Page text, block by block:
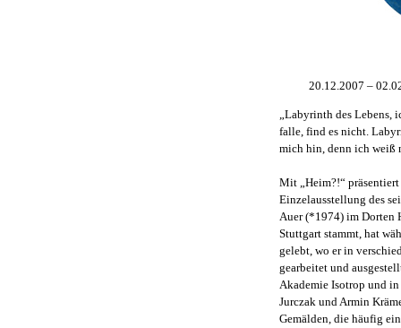
20.12.2007 –
„Labyrinth des Lebens,
falle, find es nicht.
mich hin, denn ich weiß
Mit „Heim?!“ präsentiert
Einzelausstellung des
Auer (*1974) im Dorten
Stuttgart stammt, hat
gelebt, wo er in
gearbeitet und
Akademie Isotrop und
Jurczak und Armin
Gemälden, die häufig